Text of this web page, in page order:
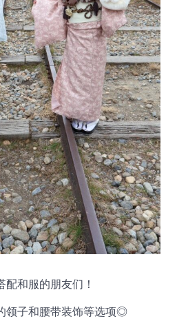
和服的朋友们！
领子和腰带装饰等选项◎